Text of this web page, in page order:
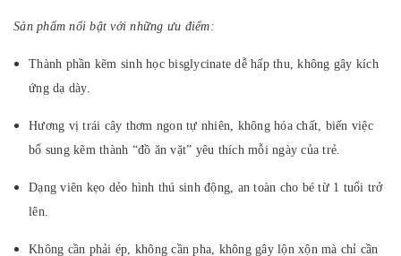
Sản phẩm nổi bật với những ưu điểm:
Thành phần kẽm sinh học bisglycinate dễ hấp thu, không gây kích
ứng dạ dày.
Hương vị trái cây thơm ngon tự nhiên, không hóa chất, biến việc
bổ sung kẽm thành “đồ ăn vặt” yêu thích mỗi ngày của trẻ.
Dạng viên kẹo dẻo hình thú sinh động, an toàn cho bé từ 1 tuổi trở
lên.
Không cần phải ép, không cần pha, không gây lộn xộn mà chỉ cần